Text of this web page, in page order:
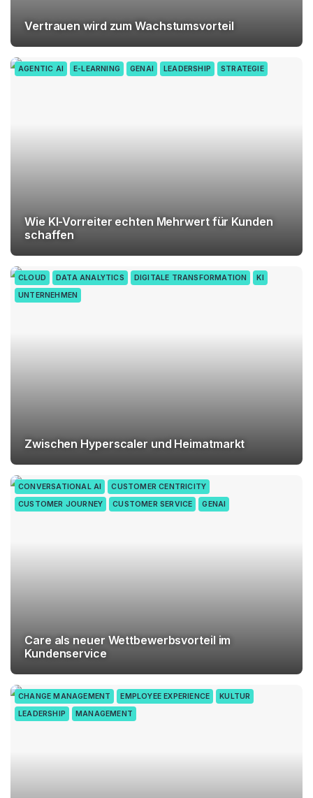
Vertrauen wird zum Wachstumsvorteil
AGENTIC AI E-LEARNING GENAI LEADERSHIP STRATEGIE
Wie KI-Vorreiter echten Mehrwert für Kunden
schaffen
CLOUD DATA ANALYTICS DIGITALE TRANSFORMATION
KI
UNTERNEHMEN
Zwischen Hyperscaler und Heimatmarkt
CONVERSATIONAL AI
CUSTOMER CENTRICITY
CUSTOMER JOURNEY
CUSTOMER SERVICE GENAI
Care als neuer Wettbewerbsvorteil im
Kundenservice
CHANGE MANAGEMENT EMPLOYEE EXPERIENCE
KULTUR
LEADERSHIP
MANAGEMENT